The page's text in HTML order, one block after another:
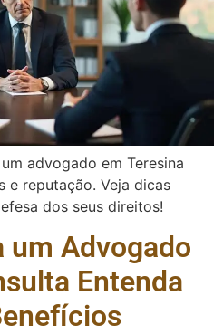
advogado em Teresina
e reputação. Veja dicas
dos seus direitos!
um Advogado
Entenda